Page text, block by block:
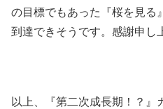
の目標でもあった『桜を見る
到達できそうです。感謝申し
以上、『第二次成長期！？